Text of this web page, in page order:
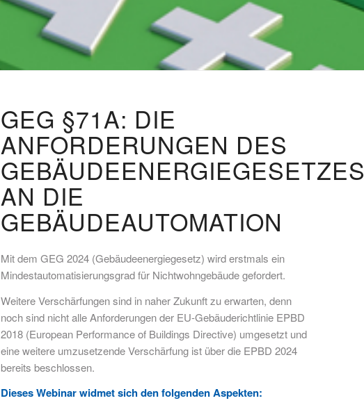
GEG §71A: DIE
ANFORDERUNGEN DES
GEBÄUDEENERGIEGESETZES
AN DIE
GEBÄUDEAUTOMATION
Mit dem GEG 2024 (Gebäudeenergiegesetz) wird erstmals ein
Mindestautomatisierungsgrad für Nichtwohngebäude gefordert.
Weitere Verschärfungen sind in naher Zukunft zu erwarten, denn
noch sind nicht alle Anforderungen der EU-Gebäuderichtlinie EPBD
2018 (European Performance of Buildings Directive) umgesetzt und
eine weitere umzusetzende Verschärfung ist über die EPBD 2024
bereits beschlossen.
Dieses Webinar widmet sich den folgenden Aspekten: